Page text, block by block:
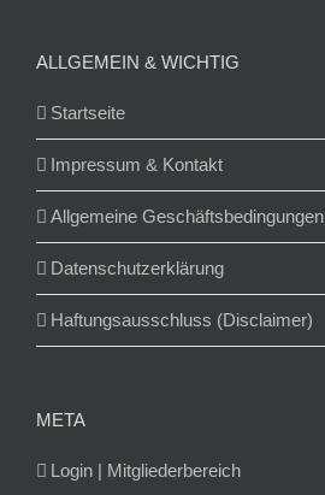
ALLGEMEIN & WICHTIG
Startseite
Impressum & Kontakt
Allgemeine Geschäftsbedingungen
Datenschutzerklärung
Haftungsausschluss (Disclaimer)
META
Login | Mitgliederbereich